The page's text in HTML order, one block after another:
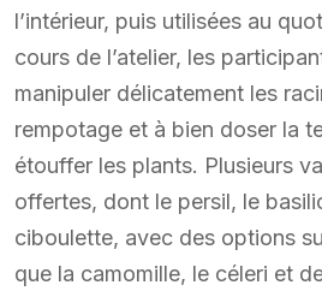
l’intérieur, puis utilisées au
cours de l’atelier, les
manipuler délicatement les
rempotage et à bien doser la
étouffer les plants. Plusieurs
offertes, dont le persil, le
ciboulette, avec des options
que la camomille, le céleri et